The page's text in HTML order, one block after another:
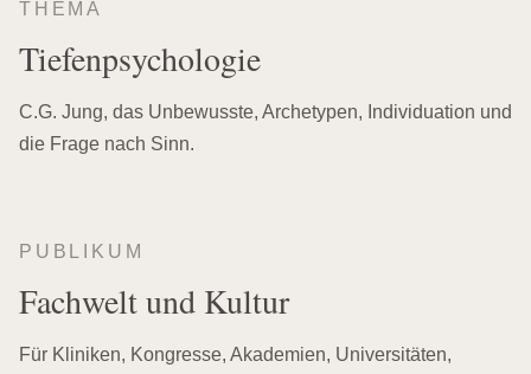
THEMA
Tiefenpsychologie
C.G. Jung, das Unbewusste, Archetypen, Individuation und
die Frage nach Sinn.
PUBLIKUM
Fachwelt und Kultur
Für Kliniken, Kongresse, Akademien, Universitäten,